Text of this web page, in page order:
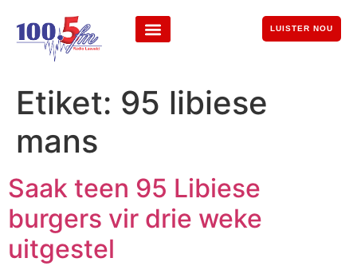
LUISTER NOU
Etiket: 95 libiese
mans
Saak teen 95 Libiese
burgers vir drie weke
uitgestel